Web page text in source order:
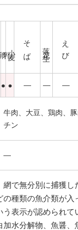
そば 落花生 えび
● ● ― ― ―
牛肉、大豆、鶏肉、
チン
―
で無分別に捕獲し
の種類の魚介類が入
表示が認められて
加水分解物、魚醤、